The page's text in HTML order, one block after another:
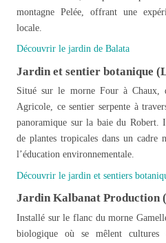
montagne Pelée, offrant une
locale.
Découvrir le jardin de Balata
Jardin et sentier botanique
Situé sur le morne Four à Chaux,
Agricole, ce sentier serpente à
panoramique sur la baie du Robert.
de plantes tropicales dans un cadre
l’éducation environnementale.
Découvrir le jardin et sentiers
Jardin Kalbanat Production
Installé sur le flanc du morne
biologique où se mêlent cultures